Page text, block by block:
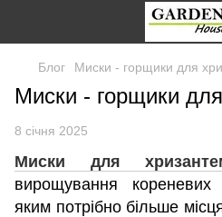
Блог Миски - горщики для
Миски - горщики
8 січня 2025
Миски для
вирощування кореневих
яким потрібно більше